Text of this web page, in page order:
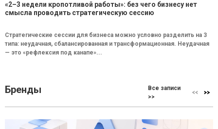
«2–3 недели кропотливой работы»: без чего бизнесу нет
смысла проводить стратегическую сессию
Стратегические сессии для бизнеса можно условно разделить на 3
типа: неудачная, сбалансированная и трансформационная. Неудачная
— это «рефлексия под канапе»...
Бренды
Все записи
>>